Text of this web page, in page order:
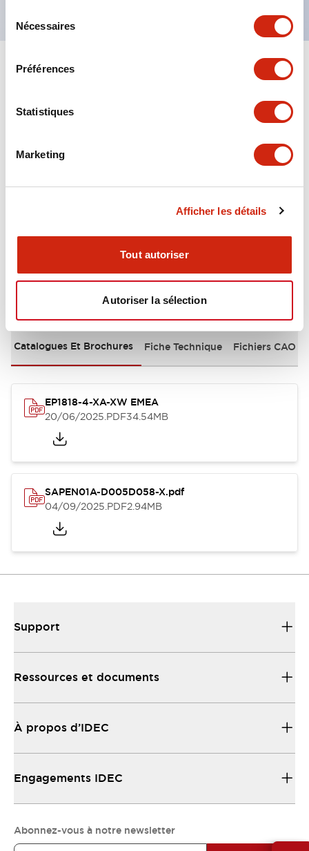
Nécessaires
Préférences
Statistiques
Marketing
Afficher les détails
Tout autoriser
Autoriser la sélection
Spécifications Tout développer+
Aesthetic Specifications
Mounting and Installation Specifications
Documents et fichiers
Catalogues Et Brochures Fiche Technique Fichiers CAO
EP1818-4-XA-XW EMEA
20/06/2025.PDF34.54MB
SAPEN01A-D005D058-X.pdf
04/09/2025.PDF2.94MB
Support
Ressources et documents
À propos d’IDEC
Engagements IDEC
Abonnez-vous à notre newsletter